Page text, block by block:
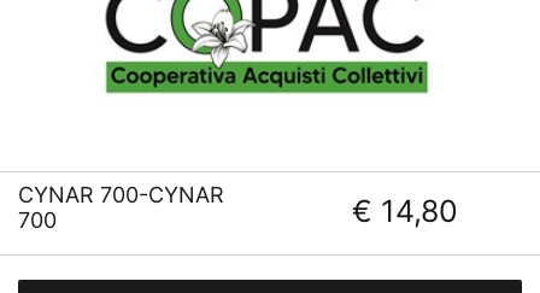
CYNAR 700-CYNAR
700
€ 14,80